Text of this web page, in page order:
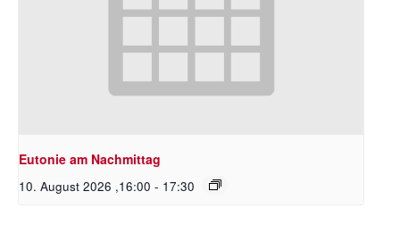
Eutonie am Nachmittag
10. August 2026 ,16:00 - 17:30